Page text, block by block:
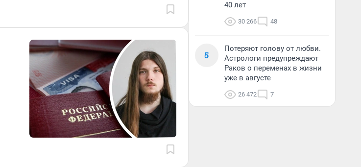
40 лет
30 266 48
5
Потеряют голову от любви.
Астрологи предупреждают
Раков о переменах в жизни
уже в августе
26 472 7